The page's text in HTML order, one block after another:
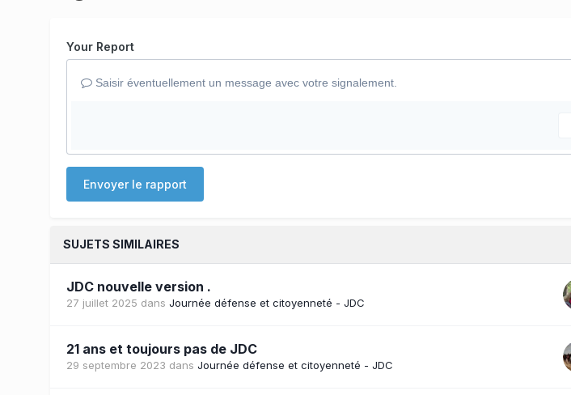
Your Report
Saisir éventuellement un message avec votre signalement.
Envoyer le rapport
SUJETS SIMILAIRES
JDC nouvelle version .
27 juillet 2025 dans Journée défense et citoyenneté - JDC
21 ans et toujours pas de JDC
29 septembre 2023 dans Journée défense et citoyenneté - JDC